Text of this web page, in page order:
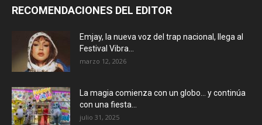
RECOMENDACIONES DEL EDITOR
Emjay, la nueva voz del trap nacional, llega al
Festival Vibra...
marzo 12, 2026
La magia comienza con un globo… y continúa
con una fiesta...
julio 31, 2025